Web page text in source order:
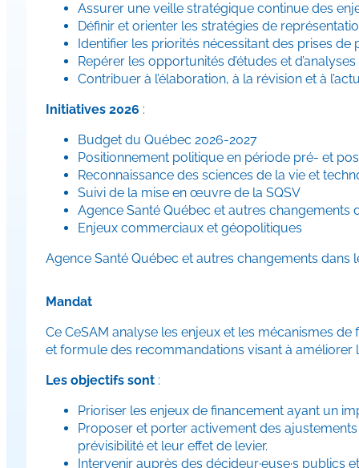
Assurer une veille stratégique continue des
​Définir et orienter les stratégies de
Identifier les priorités nécessitant des prises
Repérer les opportunités d’études et
Contribuer à l’élaboration, à la révision et à
Initiatives 2026 :
Budget du Québec 2026-2027​
​Positionnement politique en période pré- et
​Reconnaissance des sciences de la vie et
​Suivi de la mise en œuvre de la SQSV
Agence Santé Québec et autres changements
​Enjeux commerciaux et géopolitiques
​Agence Santé Québec et autres changements dans
Mandat
Ce CeSAM analyse les enjeux et les mécanismes
et formule des recommandations visant à améliorer
Les objectifs sont :
Prioriser les enjeux de financement ayant un
Proposer et porter activement des
prévisibilité et leur effet de levier.
Intervenir auprès des décideur·euse·s publics